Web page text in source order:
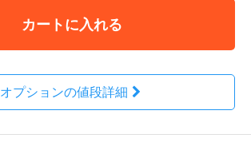
カートに入れる
オプションの値段詳細